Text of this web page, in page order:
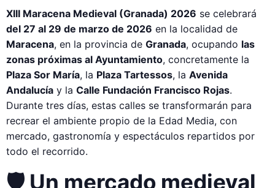
XIII Maracena Medieval (Granada) 2026 se celebrará
del 27 al 29 de marzo de 2026 en la localidad de
Maracena, en la provincia de Granada, ocupando las
zonas próximas al Ayuntamiento, concretamente la
Plaza Sor María, la Plaza Tartessos, la Avenida
Andalucía y la Calle Fundación Francisco Rojas.
Durante tres días, estas calles se transformarán para
recrear el ambiente propio de la Edad Media, con
mercado, gastronomía y espectáculos repartidos por
todo el recorrido.
🛡️ Un mercado medieval